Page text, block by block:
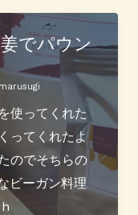
でパウン
marusugi
使ってくれた
ってくれたよ
のでそちらの
ビーガン料理